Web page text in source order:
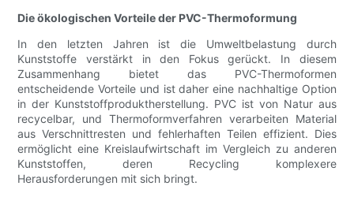
Die ökologischen Vorteile der PVC-Thermoformung
In den letzten Jahren ist die Umweltbelastung durch
Kunststoffe verstärkt in den Fokus gerückt. In diesem
Zusammenhang bietet das PVC-Thermoformen
entscheidende Vorteile und ist daher eine nachhaltige Option
in der Kunststoffproduktherstellung. PVC ist von Natur aus
recycelbar, und Thermoformverfahren verarbeiten Material
aus Verschnittresten und fehlerhaften Teilen effizient. Dies
ermöglicht eine Kreislaufwirtschaft im Vergleich zu anderen
Kunststoffen, deren Recycling komplexere
Herausforderungen mit sich bringt.